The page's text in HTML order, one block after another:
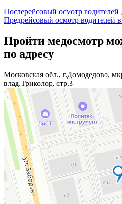
Навигация
по
записям
Послерейсовый осмотр водителей
Предрейсовый осмотр водителей
Пройти медосмотр
по адресу
Московская обл., г.Домодедово,
влад.Триколор, стр.3